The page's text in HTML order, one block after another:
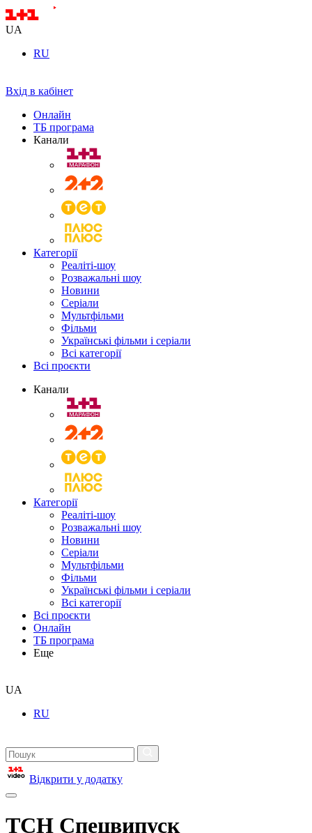
UA
RU
Вхід в кабінет
Онлайн
ТБ програма
Канали
Категорії
Реаліті-шоу
Розважальні шоу
Новини
Серіали
Мультфільми
Фільми
Українські фільми і серіали
Всі категорії
Всі проєкти
Канали
Категорії
Реаліті-шоу
Розважальні шоу
Новини
Серіали
Мультфільми
Фільми
Українські фільми і серіали
Всі категорії
Всі проєкти
Онлайн
ТБ програма
Еще
UA
RU
Відкрити у додатку
ТСН Спецвипуск